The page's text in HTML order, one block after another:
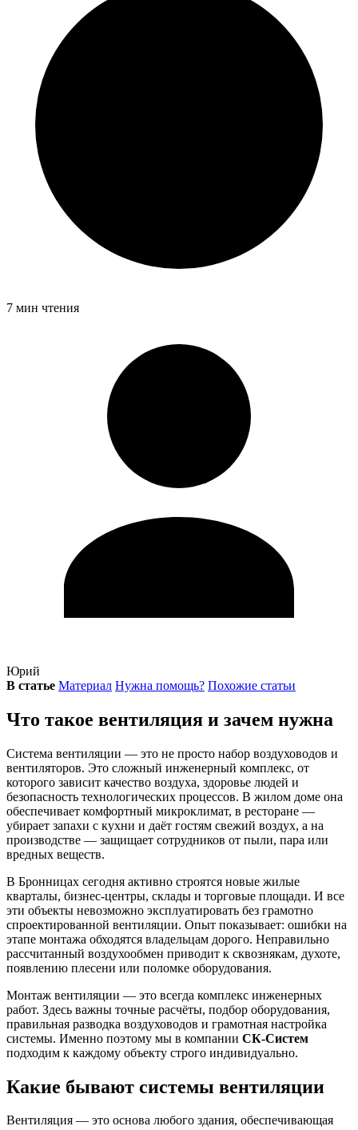
7 мин чтения
Юрий
В статье Материал Нужна помощь? Похожие статьи
Что такое вентиляция и зачем нужна
Система вентиляции — это не просто набор воздуховодов и
вентиляторов. Это сложный инженерный комплекс, от
которого зависит качество воздуха, здоровье людей и
безопасность технологических процессов. В жилом доме она
обеспечивает комфортный микроклимат, в ресторане —
убирает запахи с кухни и даёт гостям свежий воздух, а на
производстве — защищает сотрудников от пыли, пара или
вредных веществ.
В Бронницах сегодня активно строятся новые жилые
кварталы, бизнес-центры, склады и торговые площади. И все
эти объекты невозможно эксплуатировать без грамотно
спроектированной вентиляции. Опыт показывает: ошибки на
этапе монтажа обходятся владельцам дорого. Неправильно
рассчитанный воздухообмен приводит к сквознякам, духоте,
появлению плесени или поломке оборудования.
Монтаж вентиляции — это всегда комплекс инженерных
работ. Здесь важны точные расчёты, подбор оборудования,
правильная разводка воздуховодов и грамотная настройка
системы. Именно поэтому мы в компании СК-Систем
подходим к каждому объекту строго индивидуально.
Какие бывают системы вентиляции
Вентиляция — это основа любого здания, обеспечивающая